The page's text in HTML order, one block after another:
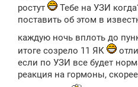
ростут
Тебе на УЗИ
поставить об этом в
каждую ночь вплоть до
итоге созрело 11 ЯК
если по УЗИ все будет
реакция на гормоны,